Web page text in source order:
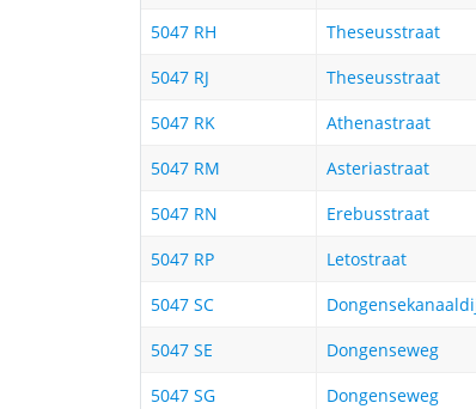
5047 RH
Theseusstraat
5047 RJ
Theseusstraat
5047 RK
Athenastraat
5047 RM
Asteriastraat
5047 RN
Erebusstraat
5047 RP
Letostraat
5047 SC
5047 SE
Dongenseweg
5047 SG
Dongenseweg